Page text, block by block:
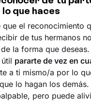
lo que haces
que el reconocimiento
de tus hermanos
la forma que
pararte de vez en
a ti mismo/a por lo
lo hagan los
pero puede